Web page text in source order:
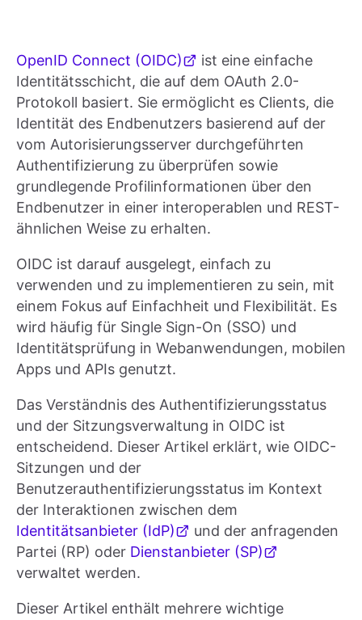
OpenID Connect (OIDC)
ist eine einfache
Identitätsschicht, die auf dem OAuth 2.0-
Protokoll basiert. Sie ermöglicht es Clients, die
Identität des Endbenutzers basierend auf der
vom Autorisierungsserver durchgeführten
Authentifizierung zu überprüfen sowie
grundlegende Profilinformationen über den
Endbenutzer in einer interoperablen und REST-
ähnlichen Weise zu erhalten.
OIDC ist darauf ausgelegt, einfach zu
verwenden und zu implementieren zu sein, mit
einem Fokus auf Einfachheit und Flexibilität. Es
wird häufig für Single Sign-On (SSO) und
Identitätsprüfung in Webanwendungen, mobilen
Apps und APIs genutzt.
Das Verständnis des Authentifizierungsstatus
und der Sitzungsverwaltung in OIDC ist
entscheidend. Dieser Artikel erklärt, wie OIDC-
Sitzungen und der
Benutzerauthentifizierungsstatus im Kontext
der Interaktionen zwischen dem
Identitätsanbieter (IdP)
und der anfragenden
Partei (RP) oder Dienstanbieter (SP)
verwaltet werden.
Dieser Artikel enthält mehrere wichtige